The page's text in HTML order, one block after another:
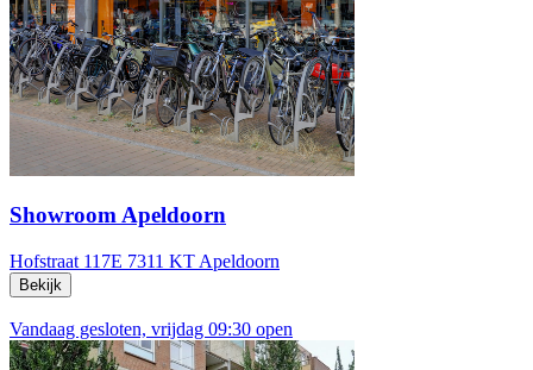
Showroom Apeldoorn
Hofstraat 117E 7311 KT Apeldoorn
Bekijk
Vandaag gesloten, vrijdag 09:30 open